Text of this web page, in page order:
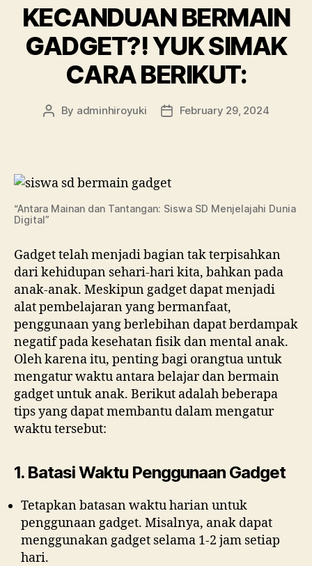
KECANDUAN BERMAIN
GADGET?! YUK SIMAK
CARA BERIKUT:
By adminhiroyuki February 29, 2024
“Antara Mainan dan Tantangan: Siswa SD Menjelajahi Dunia
Digital”
Gadget telah menjadi bagian tak terpisahkan
dari kehidupan sehari-hari kita, bahkan pada
anak-anak. Meskipun gadget dapat menjadi
alat pembelajaran yang bermanfaat,
penggunaan yang berlebihan dapat berdampak
negatif pada kesehatan fisik dan mental anak.
Oleh karena itu, penting bagi orangtua untuk
mengatur waktu antara belajar dan bermain
gadget untuk anak. Berikut adalah beberapa
tips yang dapat membantu dalam mengatur
waktu tersebut:
1. Batasi Waktu Penggunaan Gadget
Tetapkan batasan waktu harian untuk
penggunaan gadget. Misalnya, anak dapat
menggunakan gadget selama 1-2 jam setiap
hari.